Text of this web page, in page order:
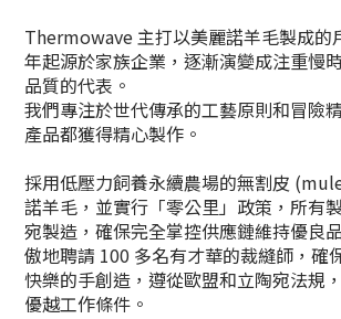
Thermowave 主打以美麗諾羊毛製成的
年起源於家族企業，逐漸演變成注重慢
品質的代表。
我們專注於世代傳承的工藝原則和冒險
產品都獲得精心製作。
採用低壓力飼養永續農場的無割皮
諾羊毛，並實行「零公里」政策，所有
宛製造，確保完全掌控供應鏈維持優良
傲地聘請 100 多名有才華的裁縫師，確
快樂的手創造，遵從歐盟和立陶宛法規
優越工作條件。